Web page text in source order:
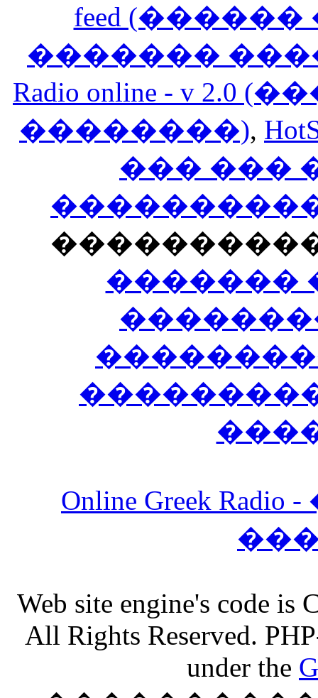
feed
�������
Radio online - v
��������),
��� ���
�������
Online Greek
Web site engine's code
All Rights Reserved.
under the